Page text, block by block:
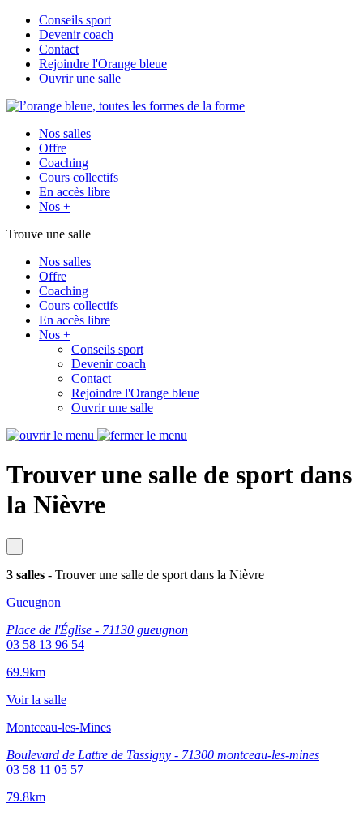
Conseils sport
Devenir coach
Contact
Rejoindre l'Orange bleue
Ouvrir une salle
Nos salles
Offre
Coaching
Cours collectifs
En accès libre
Nos +
Trouve une salle
Nos salles
Offre
Coaching
Cours collectifs
En accès libre
Nos +
Conseils sport
Devenir coach
Contact
Rejoindre l'Orange bleue
Ouvrir une salle
Trouver une salle de sport dans
la Nièvre
3 salles - Trouver une salle de sport dans la Nièvre
Gueugnon
Place de l'Église - 71130 gueugnon
03 58 13 96 54
69.9km
Voir la salle
Montceau-les-Mines
Boulevard de Lattre de Tassigny - 71300 montceau-les-mines
03 58 11 05 57
79.8km